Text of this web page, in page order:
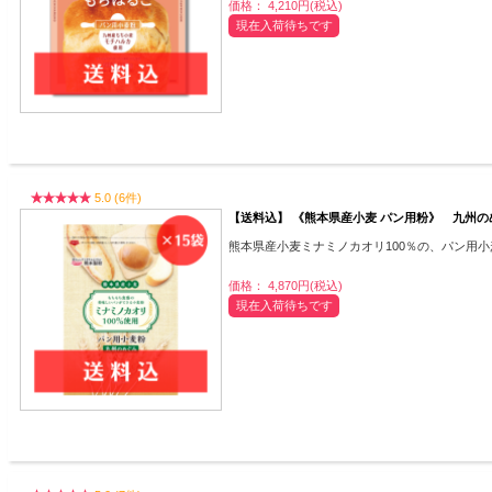
価格： 4,210円(税込)
現在入荷待ちです
5.0 (6件)
【送料込】 《熊本県産小麦 パン用粉》 九州
熊本県産小麦ミナミノカオリ100％の、パン用小
価格： 4,870円(税込)
現在入荷待ちです